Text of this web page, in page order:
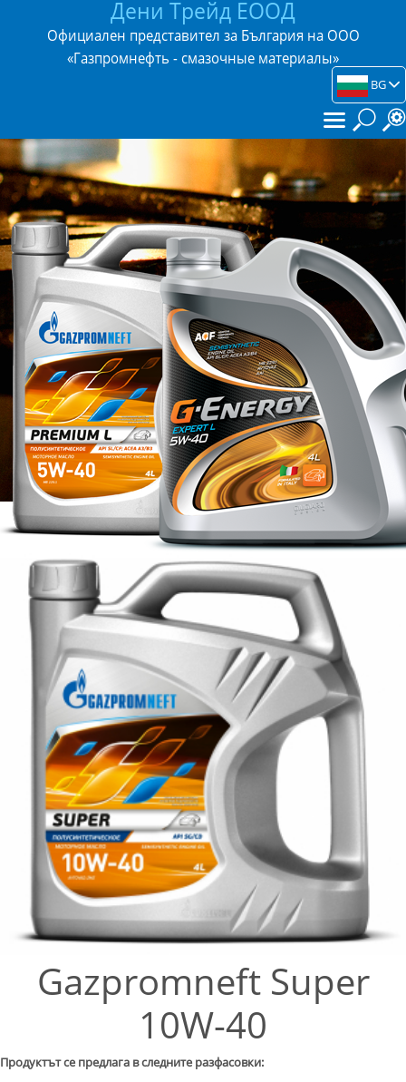
Дени Трейд ЕООД
Официален представител за България на ООО
«Газпромнефть - смазочные материалы»
BG
Gazpromneft Super
10W-40
Продуктът се предлага в следните разфасовки: